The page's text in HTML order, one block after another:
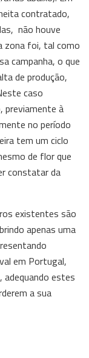
contratado,
não houve
zona foi, tal como
campanha, o que
de produção,
caso
previamente à
no período
tem um ciclo
de flor que
constatar da
existentes são
apenas uma
em Portugal,
adequando estes
a sua